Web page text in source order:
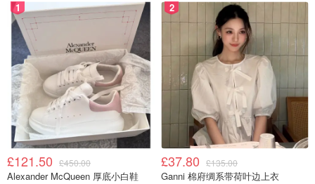
1
£121.50 £450.00
Alexander McQueen 厚底小白鞋
2
£37.80 £135.00
Ganni 棉府绸系带荷叶边上衣